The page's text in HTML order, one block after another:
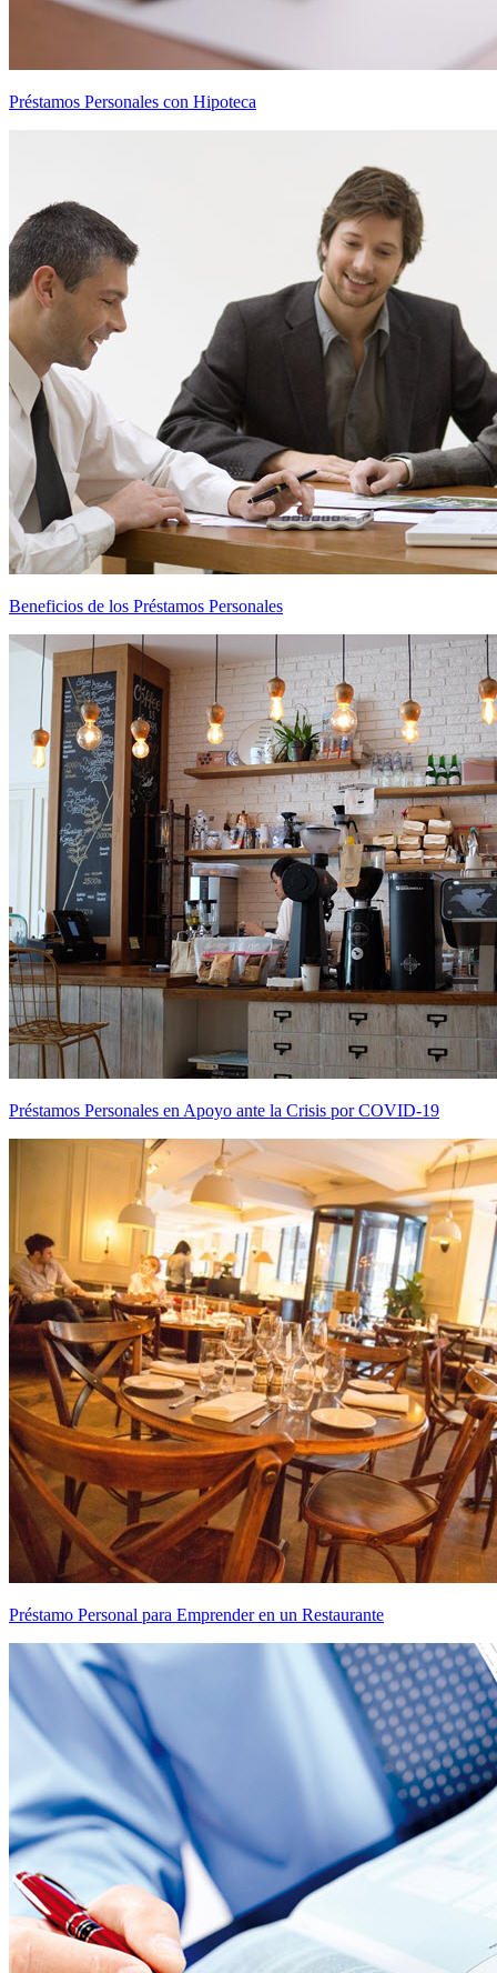
Préstamos Personales con Hipoteca
Beneficios de los Préstamos Personales
Préstamos Personales en Apoyo ante la Crisis por COVID-19
Préstamo Personal para Emprender en un Restaurante